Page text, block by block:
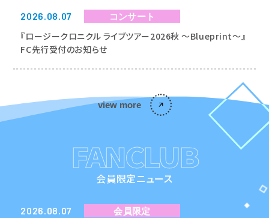
2026.08.07 コンサート
『ロージークロニクル ライブツアー2026秋 〜Blueprint〜』
FC先行受付のお知らせ
view more
FANCLUB
会員限定ニュース
2026.08.07 会員限定